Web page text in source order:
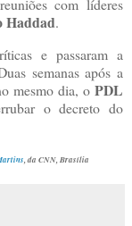
Haddad.
e passaram a
semanas após a
mesmo dia, o PDL
o decreto do
, da CNN, Brasília